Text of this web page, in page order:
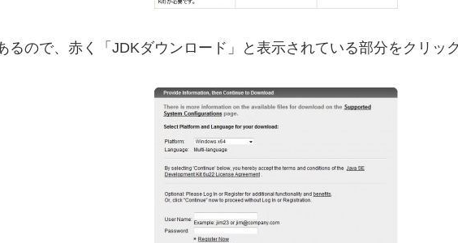
るので、赤く「JDKダウンロード」と表示されている部分をクリッ